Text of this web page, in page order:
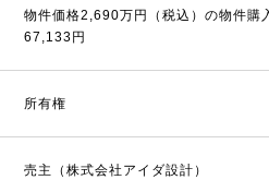
物件価格2,690万円（税込）の物件購
67,133円
所有権
売主（株式会社アイダ設計）